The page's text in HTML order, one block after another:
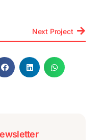
Next Project